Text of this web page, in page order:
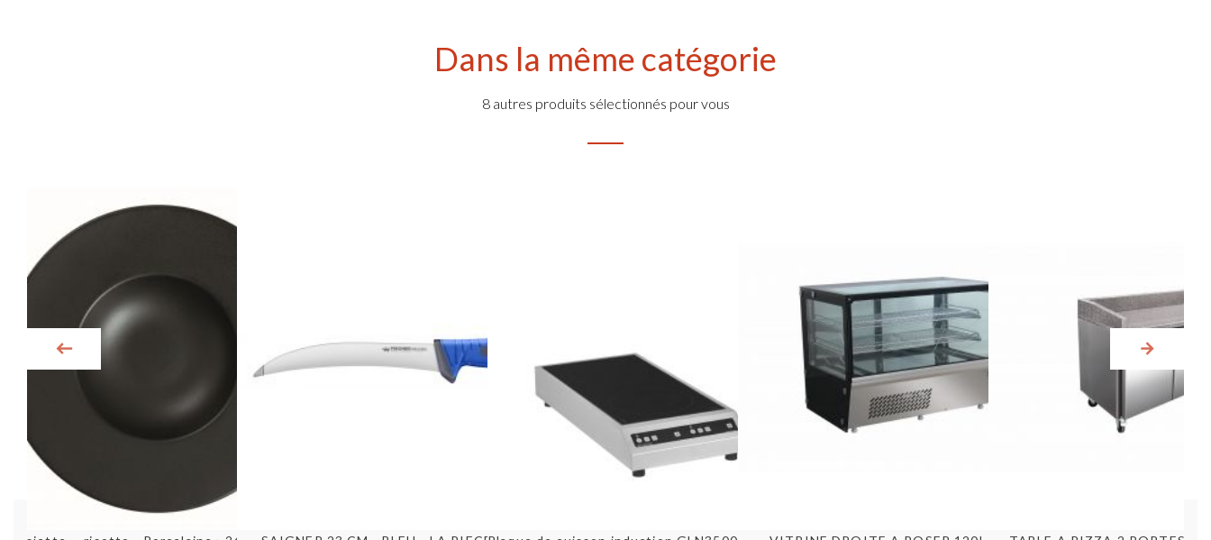
Dans la même catégorie
8 autres produits sélectionnés pour vous